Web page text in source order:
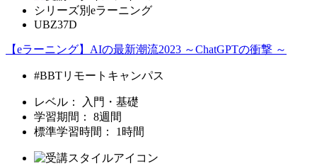
シリーズ別eラーニング
UBZ37D
【eラーニング】AIの最新潮流2023 ～ChatGPTの衝撃 ～
#BBTリモートキャンパス
レベル：
入門・基礎
学習期間：
8週間
標準学習時間：
1時間